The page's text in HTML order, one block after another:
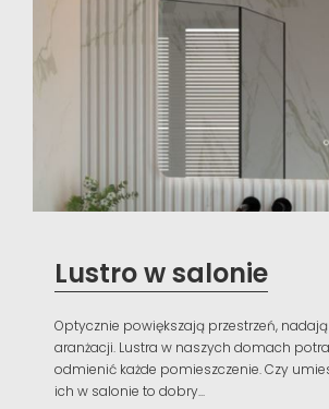
Lustro w salonie
Optycznie powiększają przestrzeń, nadają
aranżacji. Lustra w naszych domach
odmienić każde pomieszczenie. Czy
ich w salonie to dobry...